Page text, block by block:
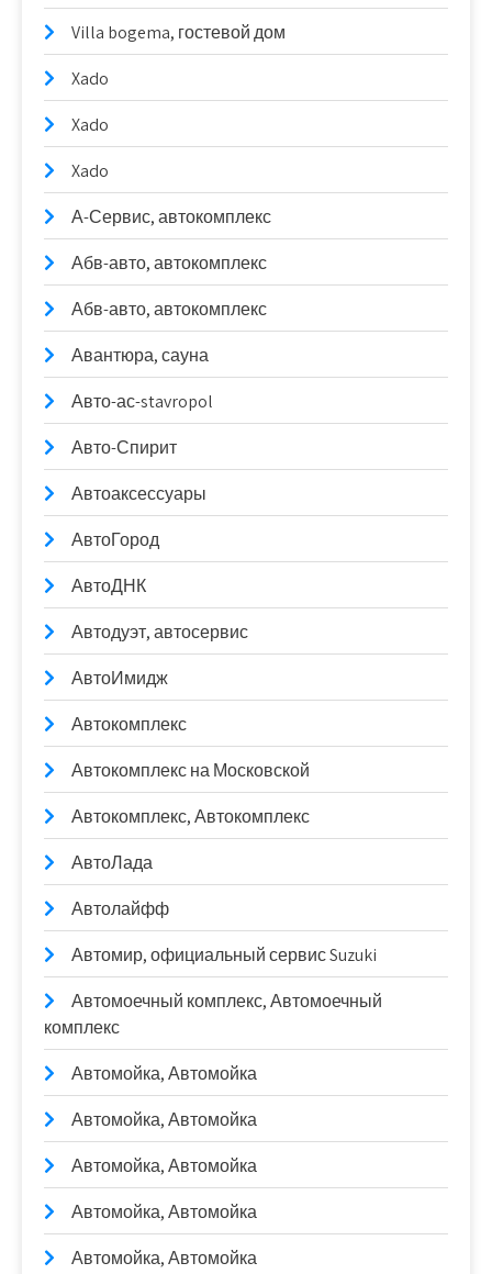
Villa bogema, гостевой дом
Xado
Xado
Xado
А-Сервис, автокомплекс
Абв-авто, автокомплекс
Абв-авто, автокомплекс
Авантюра, сауна
Авто-ас-stavropol
Авто-Спирит
Автоаксессуары
АвтоГород
АвтоДНК
Автодуэт, автосервис
АвтоИмидж
Автокомплекс
Автокомплекс на Московской
Автокомплекс, Автокомплекс
АвтоЛада
Автолайфф
Автомир, официальный сервис Suzuki
Автомоечный комплекс, Автомоечный
комплекс
Автомойка, Автомойка
Автомойка, Автомойка
Автомойка, Автомойка
Автомойка, Автомойка
Автомойка, Автомойка